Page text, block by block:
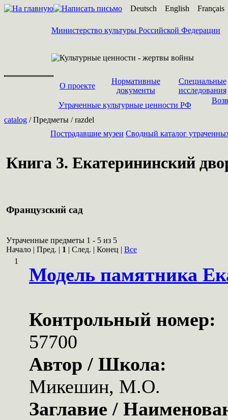
Deutsch English Français
Министерство культуры Российской Федерации
О проекте
Нормативные
документы
Специальные
исследования
Утраченные культурные ценности РФ
catalog / Предметы / razdel
Пострадавшие музеи Cводный каталог
Книга 3. Екатерининский
Французский сад
Утраченные предметы 1 - 5 из 5
Начало | Пред. | 1 | След. | Конец | Все
1
Модель памятника
Контрольный номер:
57700
Автор / Школа:
Микешин, М.О.
Заглавие /